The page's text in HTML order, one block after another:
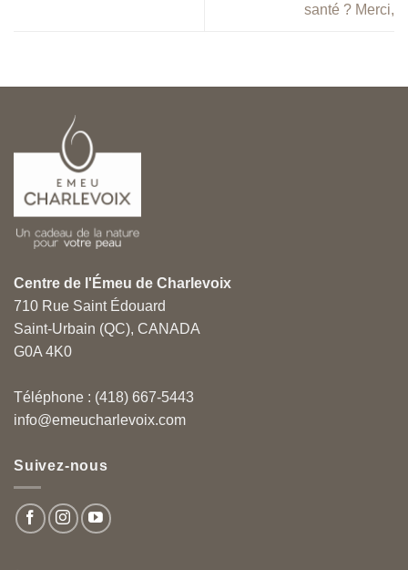
santé ? Merci,
Centre de l'Émeu de Charlevoix
710 Rue Saint Édouard
Saint-Urbain (QC), CANADA
G0A 4K0
Téléphone : (418) 667-5443
info@emeucharlevoix.com
Suivez-nous